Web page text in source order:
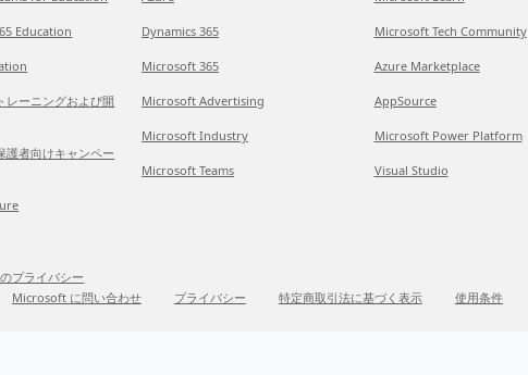
Education
レーニングおよび開
護者向けキャンペー
Dynamics 365
Microsoft 365
Microsoft Advertising
Microsoft Industry
Microsoft Teams
Microsoft Tech Community
Azure Marketplace
AppSource
Microsoft Power Platform
Visual Studio
プライバシー
Microsoft に問い合わせ
プライバシー 特定商取引法に基づく表示 使用条件